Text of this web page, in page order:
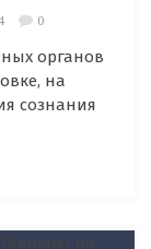
0
органов
на
сознания